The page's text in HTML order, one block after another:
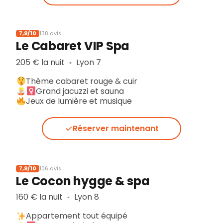
7,9/10 138 avis
Le Cabaret VIP Spa
205 € la nuit ▪︎ Lyon 7
Thème cabaret rouge & cuir
Grand jacuzzi et sauna
Jeux de lumière et musique
Réserver maintenant
7,9/10 106 avis
Le Cocon hygge & spa
160 € la nuit ▪︎ Lyon 8
Appartement tout équipé